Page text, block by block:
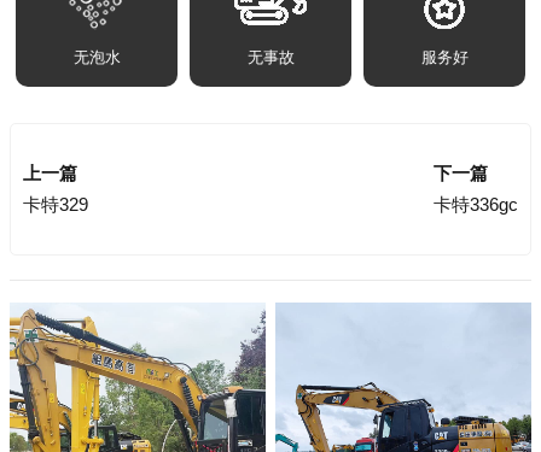
无泡水 无事故 服务好
上一篇
卡特329
下一篇
卡特336gc